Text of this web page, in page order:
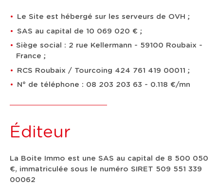
Le Site est hébergé sur les serveurs de OVH ;
SAS au capital de 10 069 020 € ;
Siège social : 2 rue Kellermann - 59100 Roubaix -
France ;
RCS Roubaix / Tourcoing 424 761 419 00011 ;
N° de téléphone : 08 203 203 63 - 0.118 €/mn
Éditeur
La Boite Immo est une SAS au capital de 8 500 050
€, immatriculée sous le numéro SIRET 509 551 339
00062